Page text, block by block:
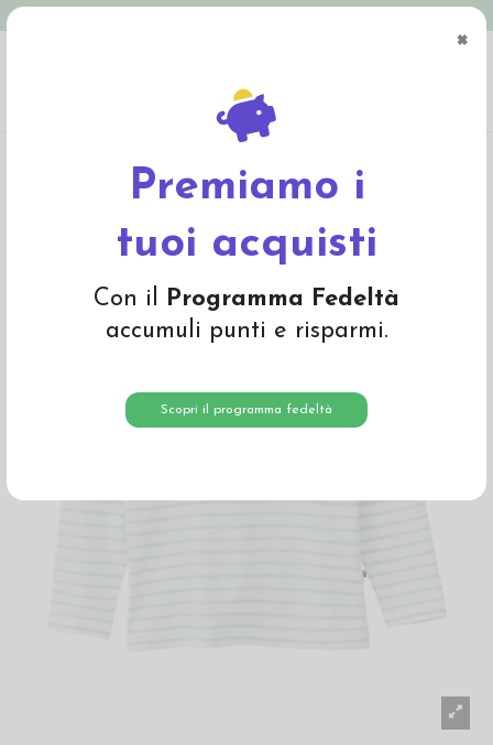
×
Premiamo i
tuoi acquisti
Con il Programma Fedeltà
accumuli punti e risparmi.
Scopri il programma fedeltà
cotone bio "Arcobaleno" -col. bianco a righe